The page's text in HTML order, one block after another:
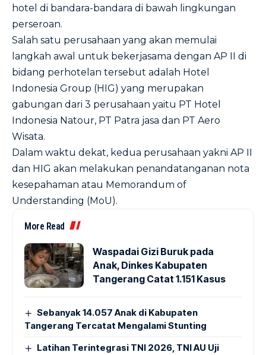
hotel di bandara-bandara di bawah lingkungan
perseroan.
Salah satu perusahaan yang akan memulai
langkah awal untuk bekerjasama dengan AP II di
bidang perhotelan tersebut adalah Hotel
Indonesia Group (HIG) yang merupakan
gabungan dari 3 perusahaan yaitu PT Hotel
Indonesia Natour, PT Patra jasa dan PT Aero
Wisata.
Dalam waktu dekat, kedua perusahaan yakni AP II
dan HIG akan melakukan penandatanganan nota
kesepahaman atau Memorandum of
Understanding (MoU).
More Read
Waspadai Gizi Buruk pada
Anak, Dinkes Kabupaten
Tangerang Catat 1.151 Kasus
Sebanyak 14.057 Anak di Kabupaten
Tangerang Tercatat Mengalami Stunting
Latihan Terintegrasi TNI 2026, TNI AU Uji